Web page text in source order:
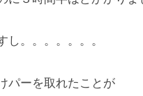
し。。。。。。。
パーを取れたことが